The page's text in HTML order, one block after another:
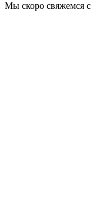
Мы скоро свяжемся